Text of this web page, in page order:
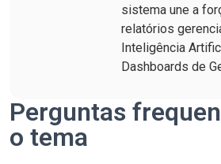
sistema une a
relatórios
Inteligência
Dashboards de
Perguntas
o tema